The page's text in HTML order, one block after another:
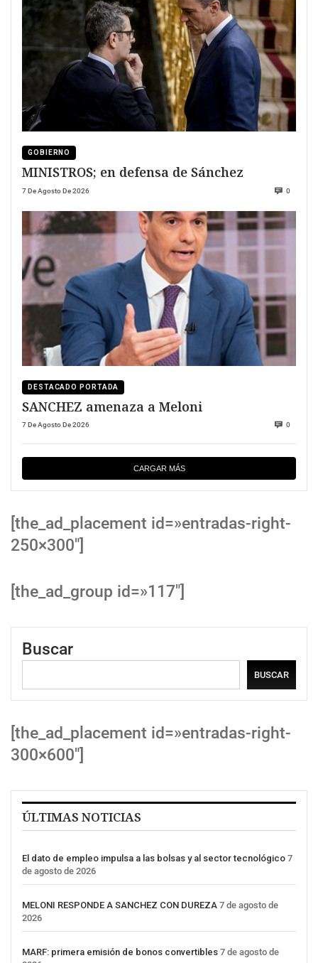
GOBIERNO
MINISTROS; en defensa de Sánchez
7 De Agosto De 2026 0
DESTACADO PORTADA
SANCHEZ amenaza a Meloni
7 De Agosto De 2026 0
CARGAR MÁS
[the_ad_placement id=»entradas-right-
250×300″]
[the_ad_group id=»117″]
Buscar
BUSCAR
[the_ad_placement id=»entradas-right-
300×600″]
ÚLTIMAS NOTICIAS
El dato de empleo impulsa a las bolsas y al sector tecnológico 7
de agosto de 2026
MELONI RESPONDE A SANCHEZ CON DUREZA 7 de agosto de
2026
MARF: primera emisión de bonos convertibles 7 de agosto de